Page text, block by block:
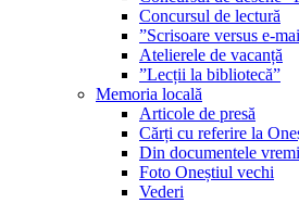
Concursul de lectură
”Scrisoare versus e-
Atelierele de vacanță
”Lecții la bibliotecă”
Memoria locală
Articole de presă
Cărți cu referire la
Din documentele
Foto Oneștiul vechi
Vederi